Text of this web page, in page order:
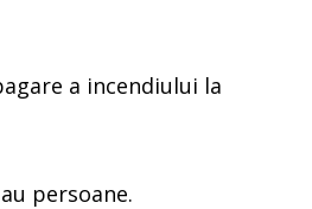
a incendiului la
persoane.